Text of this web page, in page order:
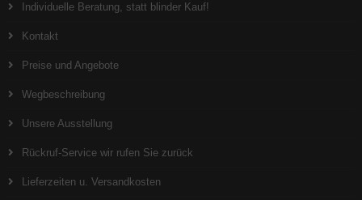
Individuelle Beratung, statt blinder Kauf!
Kontakt
Preise und Angebote
Wegbeschreibung
Unsere Ausstellung
Rückruf-Service wir rufen Sie zurück
Lieferzeiten u. Versandkosten